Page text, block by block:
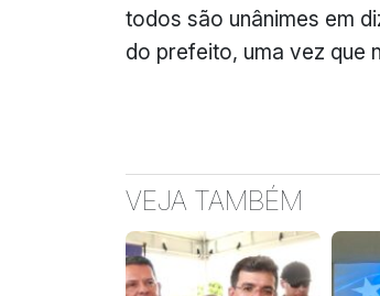
todos são unânimes em
do prefeito, uma vez que
VEJA TAMBÉM